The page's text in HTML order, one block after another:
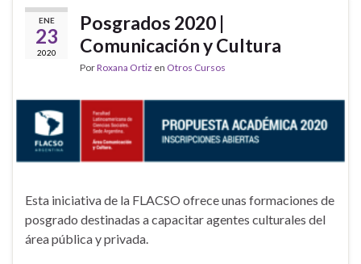
ENE
23
2020
Posgrados 2020 |
Comunicación y Cultura
PorRoxana Ortiz en Otros Cursos
Esta iniciativa de la FLACSO ofrece unas formaciones de
posgrado destinadas a capacitar agentes culturales del
área pública y privada.